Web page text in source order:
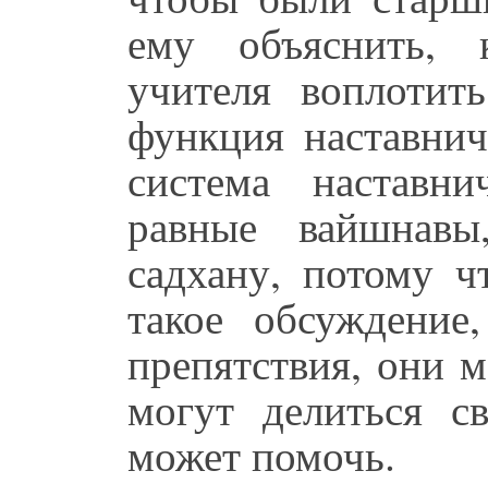
ему объяснить,
учителя
функция
система
равные
садхану, потому
такое
препятствия, они
могут делиться
может помочь.